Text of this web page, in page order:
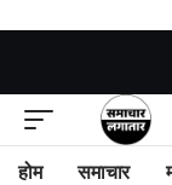
होम समाचार